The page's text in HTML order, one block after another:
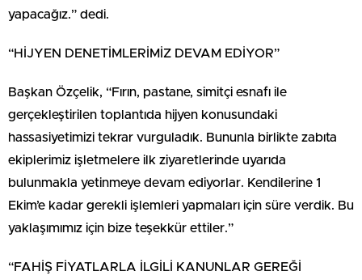
yapacağız.” dedi.
“HİJYEN DENETİMLERİMİZ DEVAM EDİYOR”
Başkan Özçelik, “Fırın, pastane, simitçi esnafı ile
gerçekleştirilen toplantıda hijyen konusundaki
hassasiyetimizi tekrar vurguladık. Bununla birlikte zabıta
ekiplerimiz işletmelere ilk ziyaretlerinde uyarıda
bulunmakla yetinmeye devam ediyorlar. Kendilerine 1
Ekim’e kadar gerekli işlemleri yapmaları için süre verdik. Bu
yaklaşımımız için bize teşekkür ettiler.”
“FAHİŞ FİYATLARLA İLGİLİ KANUNLAR GEREĞİ